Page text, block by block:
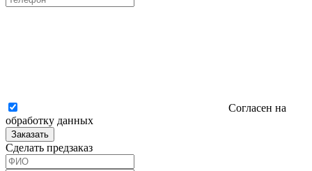
Согласен на
обработку данных
Заказать
Сделать предзаказ